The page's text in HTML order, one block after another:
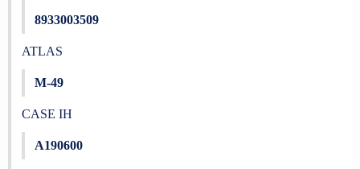
8933003509
ATLAS
M-49
CASE IH
A190600